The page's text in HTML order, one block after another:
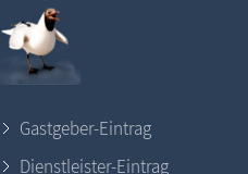
Gastgeber-Eintrag
Dienstleister-Eintrag